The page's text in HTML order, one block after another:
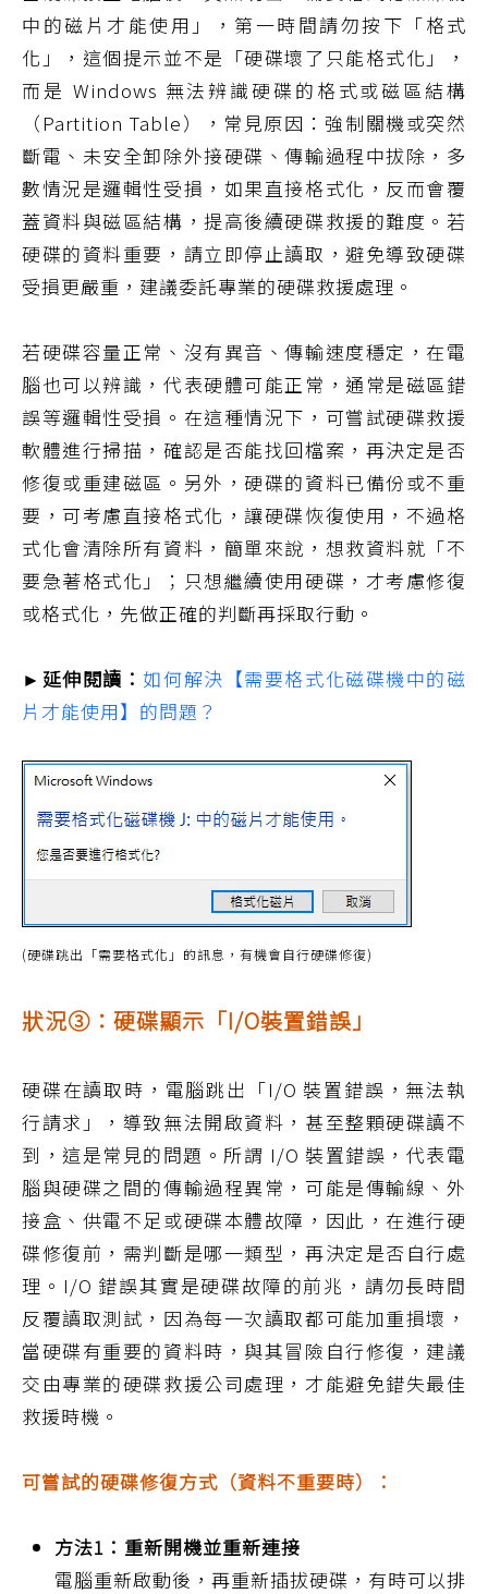
中的磁片才能使用」，第一時間請勿按下「格式
化」，這個提示並不是「硬碟壞了只能格式化」，
而是 Windows 無法辨識硬碟的格式或磁區結構
（Partition Table），常見原因：強制關機或突然
斷電、未安全卸除外接硬碟、傳輸過程中拔除，多
數情況是邏輯性受損，如果直接格式化，反而會覆
蓋資料與磁區結構，提高後續硬碟救援的難度。若
硬碟的資料重要，請立即停止讀取，避免導致硬碟
受損更嚴重，建議委託專業的硬碟救援處理。
若硬碟容量正常、沒有異音、傳輸速度穩定，在電
腦也可以辨識，代表硬體可能正常，通常是磁區錯
誤等邏輯性受損。在這種情況下，可嘗試硬碟救援
軟體進行掃描，確認是否能找回檔案，再決定是否
修復或重建磁區。另外，硬碟的資料已備份或不重
要，可考慮直接格式化，讓硬碟恢復使用，不過格
式化會清除所有資料，簡單來說，想救資料就「不
要急著格式化」；只想繼續使用硬碟，才考慮修復
或格式化，先做正確的判斷再採取行動。
►延伸閱讀：如何解決【需要格式化磁碟機中的磁
片才能使用】的問題？
(硬碟跳出「需要格式化」的訊息，有機會自行硬碟修復)
狀況③：硬碟顯示「I/O裝置錯誤」
硬碟在讀取時，電腦跳出「I/O 裝置錯誤，無法執
行請求」，導致無法開啟資料，甚至整顆硬碟讀不
到，這是常見的問題。所謂 I/O 裝置錯誤，代表電
腦與硬碟之間的傳輸過程異常，可能是傳輸線、外
接盒、供電不足或硬碟本體故障，因此，在進行硬
碟修復前，需判斷是哪一類型，再決定是否自行處
理。I/O 錯誤其實是硬碟故障的前兆，請勿長時間
反覆讀取測試，因為每一次讀取都可能加重損壞，
當硬碟有重要的資料時，與其冒險自行修復，建議
交由專業的硬碟救援公司處理，才能避免錯失最佳
救援時機。
可嘗試的硬碟修復方式（資料不重要時）：
方法1：重新開機並重新連接
電腦重新啟動後，再重新插拔硬碟，有時可以排